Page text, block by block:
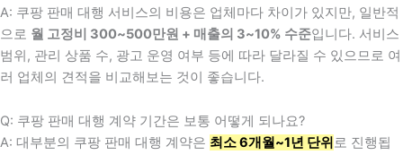
A: 쿠팡 판매 대행 서비스의 비용은 업체마다 차이가 있지만, 일반적
으로 월 고정비 300~500만원 + 매출의 3~10% 수준입니다. 서비스
범위, 관리 상품 수, 광고 운영 여부 등에 따라 달라질 수 있으므로 여
러 업체의 견적을 비교해보는 것이 좋습니다.
Q: 쿠팡 판매 대행 계약 기간은 보통 어떻게 되나요?
A: 대부분의 쿠팡 판매 대행 계약은 최소 6개월~1년 단위 로 진행됩